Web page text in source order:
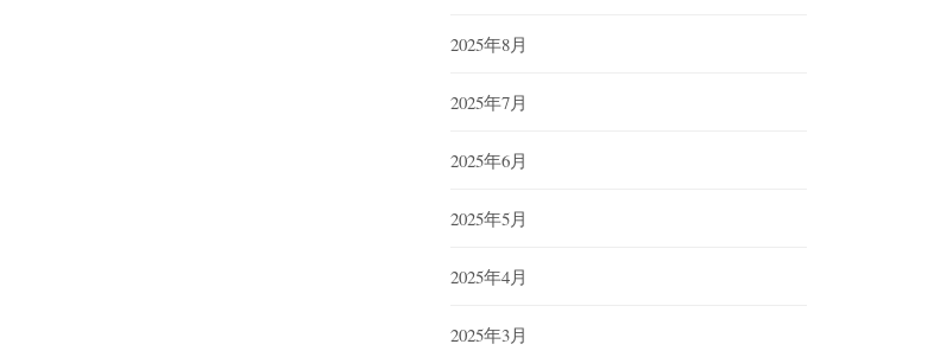
2025年8月
2025年7月
2025年6月
2025年5月
2025年4月
2025年3月